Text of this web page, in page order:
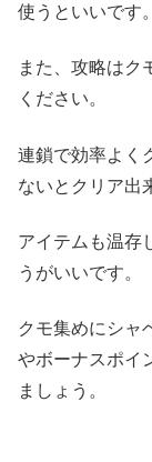
使うといいです。
また、攻略はク
ください。
連鎖で効率よく
ないとクリア出
アイテムも温存
うがいいです。
クモ集めにシャ
やボーナスポイ
ましょう。